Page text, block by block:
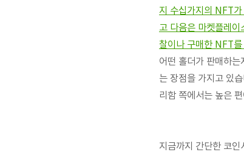
지 수십가지의 NFT가
고 다음은 마켓플레
찰이나 구매한 NFT를
어떤 홀더가 판매하
는 장점을 가지고 있
리함 쪽에서는 높은
지금까지 간단한 코